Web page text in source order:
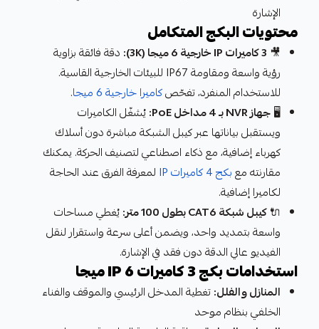
الإشارة
محتويات البكج المتكامل
🎥 3 كاميرات IP خارجية 6 ميجا (3K):
دقة فائقة بزاوية
رؤية واسعة ومقاومة IP67 للبيئات الخارجية القاسية.
للاستخدام المنفرد، تفحّصكاميرا خارجية 6 ميجا
.
🖥️جهاز NVR بـ 4 مداخل PoE:
يُشغّل الكاميرات
ويستقبل بياناتها عبر كيبل الشبكة مباشرة دون أسلاك
كهرباء إضافية، مع ذكاء اصطناعي لتصنيف الحركة. يمكنك
مقارنته معبكج 4 كاميرات IP
لمعرفة الفرق عند الحاجة
لكاميرا إضافية.
🔌كيبل شبكة CAT6 بطول 100 متر:
يُغطي مساحات
واسعة بتمديد واحد، ويضمن أعلى سرعة واستقرار لنقل
الفيديو عالي الدقة دون فقد في الإشارة.
استخدامات بكج 3 كاميرات IP 6 ميجا
المنازل والفلل:تغطية المدخل الرئيسي والموقف والفناء
الخلفي بنظام موحد